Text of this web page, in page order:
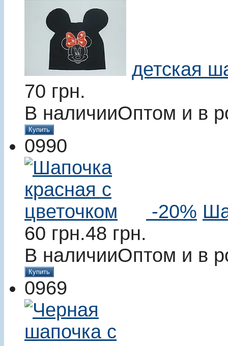
детская
70 грн.
В наличииОптом и в
Купить
0990
-20%
60 грн.48 грн.
В наличииОптом и в
Купить
0969